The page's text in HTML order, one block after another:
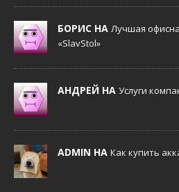
БОРИС НА Лучшая
«SlavStol»
АНДРЕЙ НА Услуги
ADMIN НА Как купить